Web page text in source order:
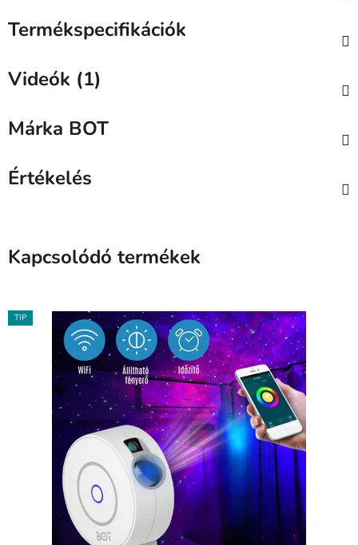
Termékspecifikációk
Videók (1)
Márka BOT
Értékelés
Kapcsolódó termékek
TIP